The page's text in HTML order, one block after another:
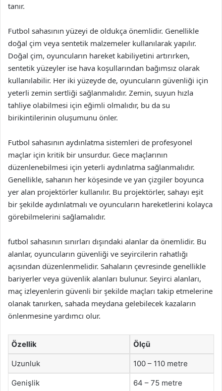
tanır.
Futbol sahasının yüzeyi de oldukça önemlidir. Genellikle
doğal çim veya sentetik malzemeler kullanılarak yapılır.
Doğal çim, oyuncuların hareket kabiliyetini artırırken,
sentetik yüzeyler ise hava koşullarından bağımsız olarak
kullanılabilir. Her iki yüzeyde de, oyuncuların güvenliği için
yeterli zemin sertliği sağlanmalıdır. Zemin, suyun hızla
tahliye olabilmesi için eğimli olmalıdır, bu da su
birikintilerinin oluşumunu önler.
Futbol sahasının aydınlatma sistemleri de profesyonel
maçlar için kritik bir unsurdur. Gece maçlarının
düzenlenebilmesi için yeterli aydınlatma sağlanmalıdır.
Genellikle, sahanın her köşesinde ve yan çizgiler boyunca
yer alan projektörler kullanılır. Bu projektörler, sahayı eşit
bir şekilde aydınlatmalı ve oyuncuların hareketlerini kolayca
görebilmelerini sağlamalıdır.
futbol sahasının sınırları dışındaki alanlar da önemlidir. Bu
alanlar, oyuncuların güvenliği ve seyircilerin rahatlığı
açısından düzenlenmelidir. Sahaların çevresinde genellikle
bariyerler veya güvenlik alanları bulunur. Seyirci alanları,
maç izleyenlerin güvenli bir şekilde maçları takip etmelerine
olanak tanırken, sahada meydana gelebilecek kazaların
önlenmesine yardımcı olur.
Özellik Ölçü
Uzunluk 100 – 110 metre
Genişlik 64 – 75 metre